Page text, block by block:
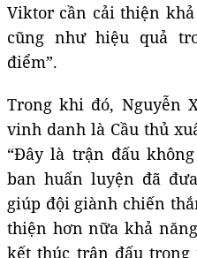
Viktor cần cải thiện
cũng như hiệu quả
điểm”.
Trong khi đó, Nguyễn
vinh danh là Cầu thủ
“Đây là trận đấu
ban huấn luyện đã
giúp đội giành chiến
thiện hơn nữa khả
kết thúc trận đấu